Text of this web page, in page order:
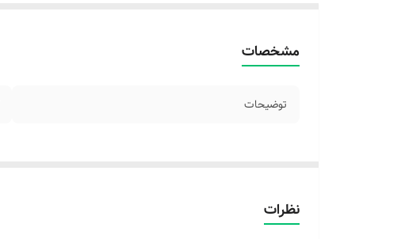
مشخصات
توضیحات
نظرات